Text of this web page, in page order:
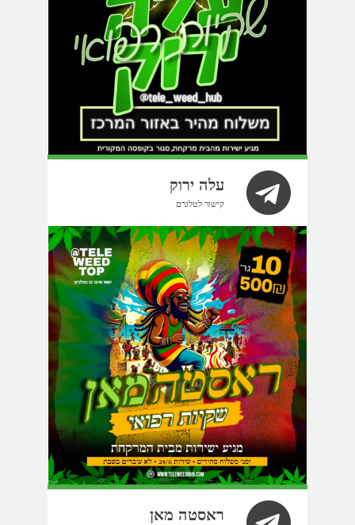
עלה ירוק
קישור לטלגרם
ראסטה מאן